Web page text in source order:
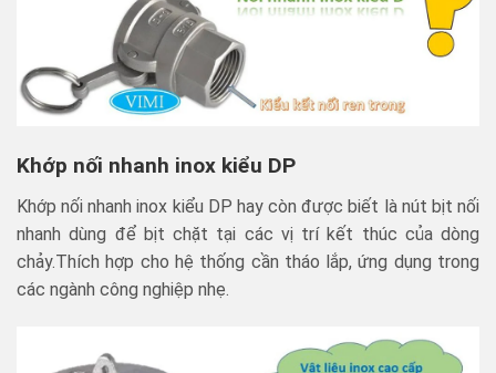
Khớp nối nhanh inox kiểu DP
Khớp nối nhanh inox kiểu DP hay còn được biết là nút bịt nối
nhanh dùng để bịt chặt tại các vị trí kết thúc của dòng
chảy.Thích hợp cho hệ thống cần tháo lắp, ứng dụng trong
các ngành công nghiệp nhẹ.